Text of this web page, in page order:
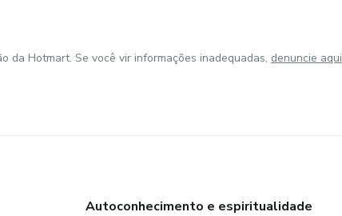
da Hotmart. Se você vir informações inadequadas, denuncie aqui
Autoconhecimento e espiritualidade